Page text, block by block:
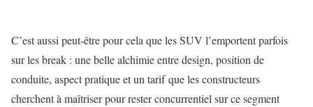
C’est aussi peut-être pour cela que les SUV l’emportent parfois
sur les break : une belle alchimie entre design, position de
conduite, aspect pratique et un tarif que les constructeurs
cherchent à maîtriser pour rester concurrentiel sur ce segment